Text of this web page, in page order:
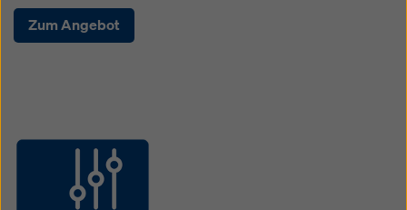
Zum Angebot
Open